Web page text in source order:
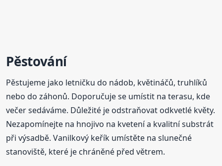
Pěstování
Pěstujeme jako letničku do nádob, květináčů, truhlíků
nebo do záhonů. Doporučuje se umístit na terasu, kde
večer sedáváme. Důležité je odstraňovat odkvetlé květy.
Nezapomínejte na hnojivo na kvetení a kvalitní substrát
při výsadbě. Vanilkový keřík umístěte na slunečné
stanoviště, které je chráněné před větrem.